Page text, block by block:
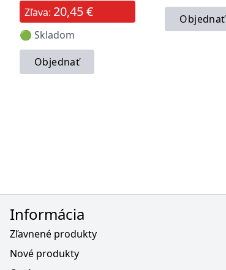
Zľava: 20,45 €
🟢 Skladom
Objednať
Objednať
Informácia
Zľavnené produkty
Nové produkty